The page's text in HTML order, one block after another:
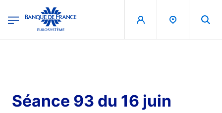
Banque de France - Menu Principal
Séance 93 du 16 juin